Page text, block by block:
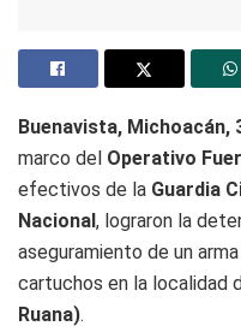
Buenavista, Michoacán,
marco del Operativo
efectivos de la Guardia
Nacional, lograron la
aseguramiento de un
cartuchos en la localidad
Ruana).